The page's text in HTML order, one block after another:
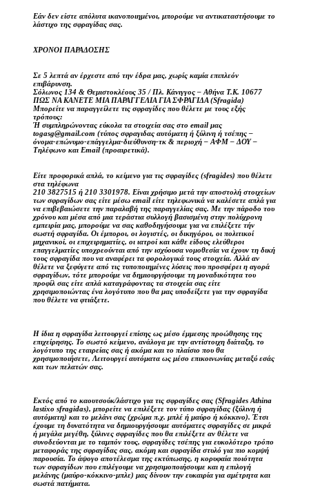
Εάν δεν είστε απόλυτα ικανοποιημένοι, μπορούμε να αντικαταστήσουμε το
λάστιχο της σφραγίδας σας.
ΧΡΟΝΟΙ ΠΑΡΑΔΟΣΗΣ
Σε 5 λεπτά αν έρχεστε από την έδρα μας, χωρίς καμία επιπλεόν
επιβάρυνση.
Σόλωνος 134 & Θεμιστοκλέους 35 / Πλ. Κάνιγγος – Αθήνα Τ.Κ. 10677
ΠΩΣ ΝΑ ΚΑΝΕΤΕ ΜΙΑ ΠΑΡΑΓΓΕΛΙΑ ΓΙΑ ΣΦΡΑΓΙΔΑ (Sfragida)
Μπορείτε να παραγγείλετε τις σφραγίδες που θέλετε με τους εξής
τρόπους:
Ή συμπληρώνοντας εύκολα τα στοιχεία σας στο email μας
togasg@gmail.com (τύπος σφραγιδας αυτόματη ή ξύλινη ή τσέπης –
όνομα-επώνυμο-επάγγελμα-διεύθυνση-τκ & περιοχή – ΑΦΜ – ΔΟΥ –
Τηλέφωνο και Email (προαιρετικά).
Είτε προφορικά απλά, το κείμενο για τις σφραγίδες (sfragides) που θέλετε
στα τηλέφωνα
210 3827515 ή 210 3301978. Είναι χρήσιμο μετά την αποστολή στοιχείων
των σφραγίδων σας είτε μέσω email είτε τηλεφωνικά να καλέσετε απλά για
να επιβεβαιώσετε την παραλαβή της παραγγελίας σας. Με την πάροδο του
χρόνου και μέσα από μια τεράστια συλλογή βασισμένη στην πολύχρονη
εμπειρία μας, μπορούμε να σας καθοδηγήσουμε για να επιλέξετε τήν
σωστή σφραγίδα. Οι έμποροι, οι λογιστές, οι δικηγόροι, οι πολιτικοί
μηχανικοί, οι επιχειρηματίες, οι ιατροί και κάθε είδους ελεύθεροι
επαγγελματίες υποχρεούνται από την ισχύουσα νομοθεσία να έχουν τη δική
τους σφραγίδα που να αναφέρει τα φορολογικά τους στοιχεία. Αλλά αν
θέλετε να ξεφύγετε από τις τυποποιημένες λύσεις που προσφέρει η αγορά
σφραγίδων, τότε μπορούμε να δημιουργήσουμε τη μοναδικότητα του
προφίλ σας είτε απλά καταγράφοντας τα στοιχεία σας είτε
χρησιμοποιώντας ένα λογότυπο που θα μας υποδείξετε για την σφραγίδα
που θέλετε να φτιάξετε.
Η ίδια η σφραγίδα λειτουργεί επίσης ως μέσο έμμεσης προώθησης της
επιχείρησης. Το σωστό κείμενο, ανάλογα με την αντίστοιχη διάταξη, το
λογότυπο της εταιρείας σας ή ακόμα και το πλαίσιο που θα
χρησιμοποιήσετε, Λειτουργεί αυτόματα ως μέσο επικοινωνίας μεταξύ εσάς
και των πελατών σας.
Εκτός από το καουτσούκ/λάστιχο για τις σφραγίδες σας (Sfragides Athina
lastixo sfragidas), μπορείτε να επιλέξετε τον τύπο σφραγίδας (ξύλινη ή
αυτόματη) και το μελάνι σας (χρώμα π.χ. μπλέ ή μαύρο ή κόκκινο). Έτσι
έχουμε τη δυνατότητα να δημιουργήσουμε αυτόματες σφραγίδες σε μικρά
ή μεγάλα μεγέθη, ξύλινες σφραγίδες που θα επιλέξετε αν θέλετε να
συνοδεύονται με το ταμπόν τους, σφραγίδες τσέπης για ευκολότερο τρόπο
μεταφοράς της σφραγίδας σας, ακόμη και σφραγίδα στυλό για πιο κομψή
παρουσία. Το άψογο αποτέλεσμα της εκτύπωσης, η κορυφαία ποιότητα
των σφραγίδων που επιλέγουμε να χρησιμοποιήσουμε και η επιλογή
μελάνης (μαύρο-κόκκινο-μπλε) μας δίνουν την ευκαιρία για αμέτρητα και
σωστά πατήματα.